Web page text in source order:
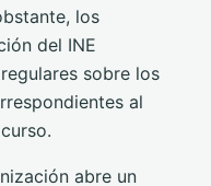
los
del INE
sobre los
al
abre un